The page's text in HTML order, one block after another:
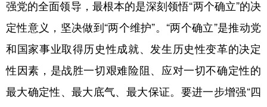
强党的全面领导，最根本的是深刻领悟“两个确立”的决
定性意义，坚决做到“两个维护”。“两个确立”是推动党
和国家事业取得历史性成就、发生历史性变革的决定
性因素，是战胜一切艰难险阻、应对一切不确定性的
最大确定性、最大底气、最大保证。要进一步增强“四